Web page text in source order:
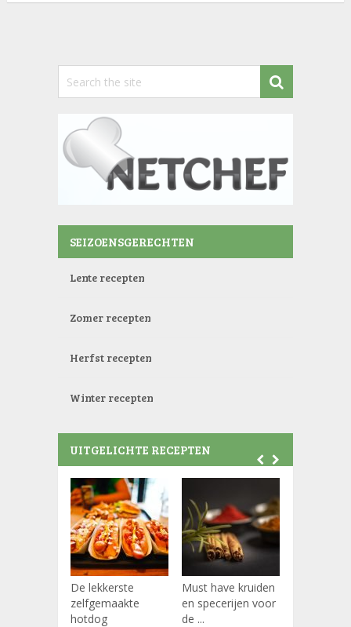
SEIZOENSGERECHTEN
Lente recepten
Zomer recepten
Herfst recepten
Winter recepten
UITGELICHTE RECEPTEN
De lekkerste
zelfgemaakte
hotdog
Must have kruiden
en specerijen voor
de ...